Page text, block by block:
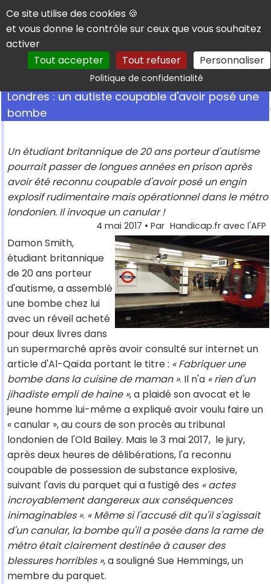
Panneau de gestion des cookies
Ce site utilise des cookies 🍪
et vous donne le contrôle sur ceux que vous souhaitez
activer
Tout accepter
Tout refuser Personnaliser
Politique de confidentialitéRechercher
Londres : un autiste coupable d'avoir posé une
bombe
Un étudiant britannique de 20 ans porteur d'autisme
pourrait passer de longues années en prison après
avoir été reconnu coupable d'avoir posé un engin
explosif rudimentaire mais opérationnel dans le métro
londonien. Il invoque un canular !
4 mai 2017 • Par Handicap.fr avec l'AFP
Damon Smith,
étudiant britannique
de 20 ans porteur
d'autisme, a assemblé
une bombe chez lui
avec un réveil acheté
pour deux livres dans
un supermarché après avoir consulté sur internet un
article d'Al-Qaïda portant le titre : « Fabriquer une
bombe dans la cuisine de maman ». Il n'a « rien d'un
jihadiste empli de haine », a plaidé son avocat et le
jeune homme lui-même a expliqué avoir voulu faire un
« canular », au cours de son procès au tribunal
londonien de l'Old Bailey. Mais le 3 mai 2017, le jury,
après deux heures de délibérations, l'a reconnu
coupable de possession de substance explosive,
suivant l'avis du parquet qui a fustigé des « actes
incroyablement dangereux aux conséquences
inimaginables ». « Même si l'accusé dit qu'il s'agissait
d'un canular, la bombe qu'il a posée dans la rame de
métro était clairement destinée à causer des
blessures horribles », a souligné Sue Hemmings, un
membre du parquet.